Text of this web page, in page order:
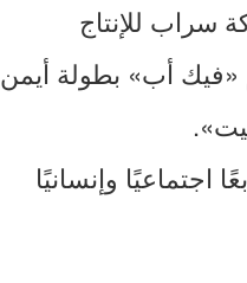
سراب للإنتاج
قدّمت سابقًا فيلم «فيك أب» بطولة أيمن
وإنسانيًا